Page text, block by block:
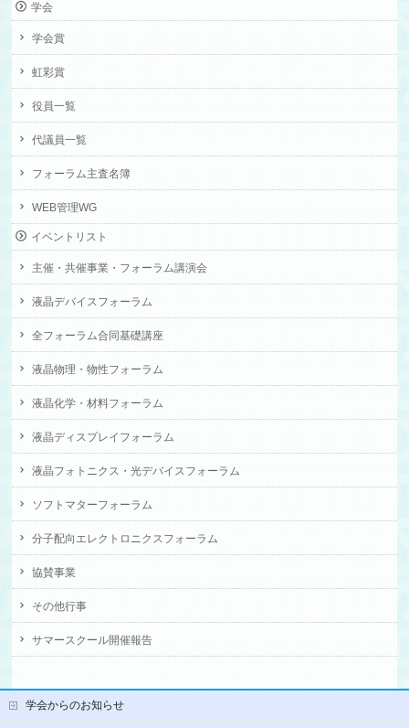
学会
学会賞
虹彩賞
役員一覧
代議員一覧
フォーラム主査名簿
WEB管理WG
イベントリスト
主催・共催事業・フォーラム講演会
液晶デバイスフォーラム
全フォーラム合同基礎講座
液晶物理・物性フォーラム
液晶化学・材料フォーラム
液晶ディスプレイフォーラム
液晶フォトニクス・光デバイスフォーラム
ソフトマターフォーラム
分子配向エレクトロニクスフォーラム
協賛事業
その他行事
サマースクール開催報告
学会からのお知らせ